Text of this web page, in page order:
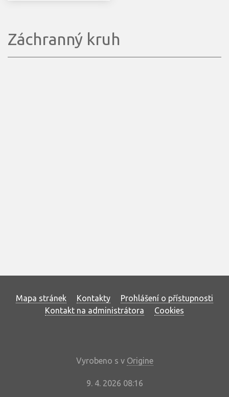
Záchranný kruh
Mapa stránek Kontakty
Prohlášení o přístupnosti
Kontakt na administrátora
Cookies
Vyrobeno s v Origine
9. 4. 2026 08:16